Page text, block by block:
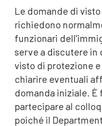
Le domande di
richiedono
funzionari
serve a discutere in
visto di protezione
chiarire eventuali
domanda iniziale. È
partecipare al
poiché il